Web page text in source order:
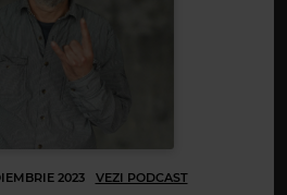
2023 VEZI PODCAST